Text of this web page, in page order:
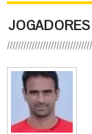
JOGADORES